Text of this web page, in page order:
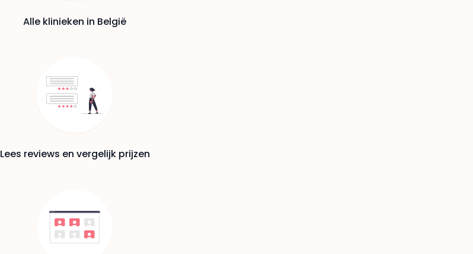
Alle klinieken in België
Lees reviews en vergelijk prijzen